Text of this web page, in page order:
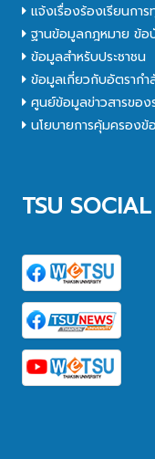
แจ้งเรื่องร้องเรียนกา
ฐานข้อมูลกฎหมาย ข้อ
ข้อมูลสำหรับประชาชน
ข้อมูลเกี่ยวกับอัตรากำ
ศูนย์ข้อมูลข่าวสารขอ
นโยบายการคุ้มครอง
TSU SOCIAL